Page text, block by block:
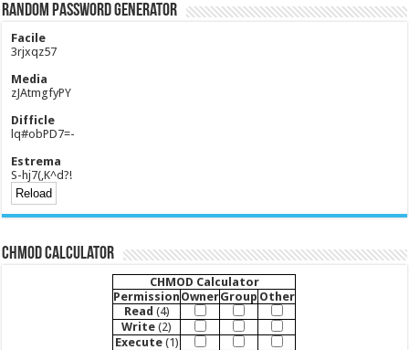
Random Password Generator
Facile
3rjxqz57
Media
zJAtmgfyPY
Difficle
lq#obPD7=-
Estrema
S-hj7(,K^d?!
CHMOD Calculator
CHMOD Calculator
Permission OwnerGroup Other
Read (4)
Write (2)
Execute(1)